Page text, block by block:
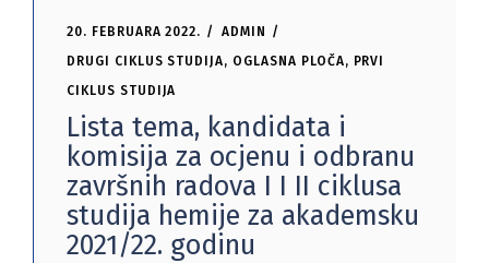
20. FEBRUARA 2022.
ADMIN
DRUGI CIKLUS STUDIJA, OGLASNA PLOČA, PRVI
CIKLUS STUDIJA
Lista tema, kandidata i
komisija za ocjenu i odbranu
završnih radova I I II ciklusa
studija hemije za akademsku
2021/22. godinu